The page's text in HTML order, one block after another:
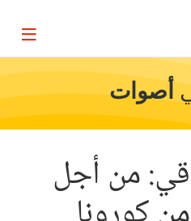
Page
أصوات
من أجل